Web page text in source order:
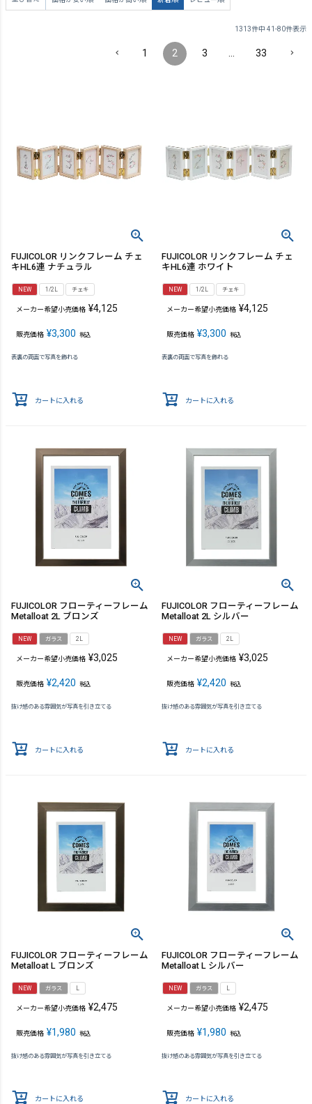
1313件中 41 -80件表示
1 2 3 33
FUJICOLOR リンクフレーム チェ
キHL6連 ナチュラル
NEW 1/2L チェキ
メーカー希望小売価格 ¥4,125
販売価格 ¥3,300 税込
表裏の両面で写真を飾れる
カートに入れる
FUJICOLOR リンクフレーム チェ
キHL6連 ホワイト
NEW 1/2L チェキ
メーカー希望小売価格 ¥4,125
販売価格 ¥3,300 税込
表裏の両面で写真を飾れる
カートに入れる
FUJICOLOR フローティーフレーム
Metalloat 2L ブロンズ
NEW ガラス 2L
メーカー希望小売価格 ¥3,025
販売価格 ¥2,420 税込
抜け感のある雰囲気が写真を引き立てる
カートに入れる
FUJICOLOR フローティーフレーム
Metalloat 2L シルバー
NEW ガラス 2L
メーカー希望小売価格 ¥3,025
販売価格 ¥2,420 税込
抜け感のある雰囲気が写真を引き立てる
カートに入れる
FUJICOLOR フローティーフレーム
Metalloat L ブロンズ
NEW ガラス L
メーカー希望小売価格 ¥2,475
販売価格 ¥1,980 税込
抜け感のある雰囲気が写真を引き立てる
カートに入れる
FUJICOLOR フローティーフレーム
Metalloat L シルバー
NEW ガラス L
メーカー希望小売価格 ¥2,475
販売価格 ¥1,980 税込
抜け感のある雰囲気が写真を引き立てる
カートに入れる